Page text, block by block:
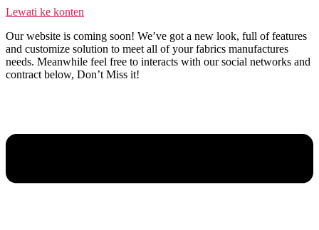
Lewati ke konten
Our website is coming soon! We’ve got a new look, full of features
and customize solution to meet all of your fabrics manufactures
needs. Meanwhile feel free to interacts with our social networks and
contract below, Don’t Miss it!